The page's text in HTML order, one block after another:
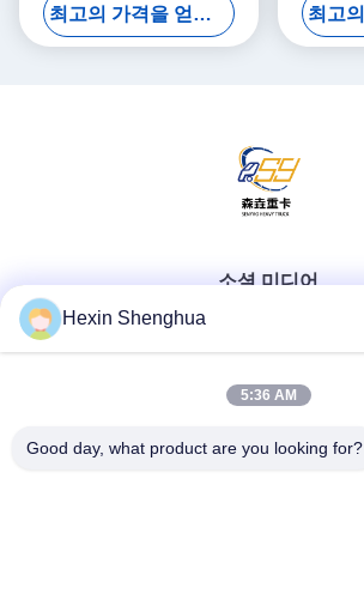
최고의 가격을 얻으십시오
소셜 미디어
빠른 연락
Tel
Hexin Shenghua
5:36 AM
Good day, what product are you looking for?